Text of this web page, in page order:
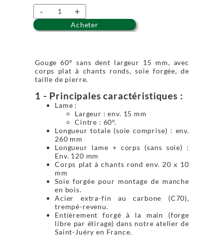
- +
Acheter
Gouge 60° sans dent largeur 15 mm, avec
corps plat à chants ronds, soie forgée, de
taille de pierre.
1 - Principales caractéristiques :
Lame :
Largeur : env. 15 mm
Cintre : 60°.
Longueur totale (soie comprise) : env.
260 mm
Longueur lame + corps (sans soie) :
Env. 120 mm
Corps plat à chants rond env. 20 x 10
mm
Soie forgée pour montage de manche
en bois.
Acier extra-fin au carbone (C70),
trempé-revenu.
Entièrement forgé à la main (forge
libre par étirage) dans notre atelier de
Saint-Juéry en France.